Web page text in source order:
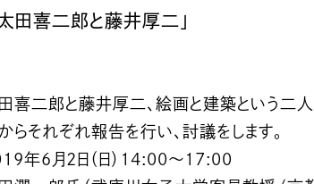
田喜二郎と藤井厚二」
喜二郎と藤井厚二、絵画と建築という二
らそれぞれ報告を行い、討議をします。
年6月2日（日）14:00〜17:00